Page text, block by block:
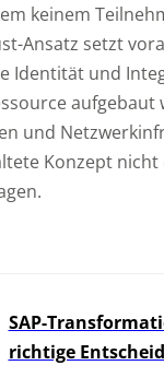
keinem
Ansatz setzt
Identität und
aufgebaut
und
Konzept
SAP-
richtige